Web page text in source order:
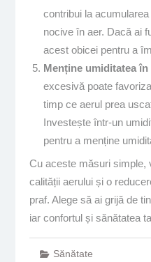
contribui la
nocive în aer. Dacă ai
acest obicei pentru a
Menține umiditatea
excesivă poate
timp ce aerul prea
Investește într-un
pentru a menține
Cu aceste măsuri simple,
calității aerului și o
praf. Alege să ai grijă de
iar confortul și sănătatea
Sănătate